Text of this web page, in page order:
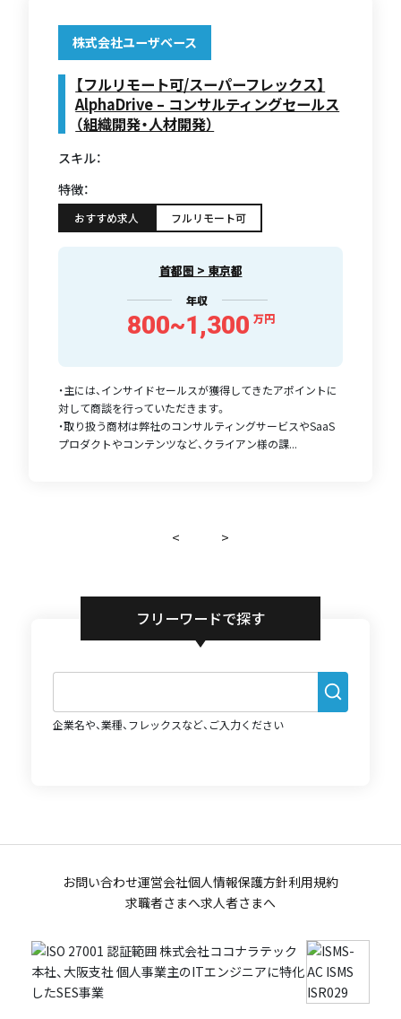
株式会社ユーザベース
【フルリモート可/スーパーフレックス】
AlphaDrive – コンサルティングセールス
（組織開発・人材開発）
スキル：
特徴：
おすすめ求人 フルリモート可
首都圏 > 東京都
年収
800~1,300 万円
・主には、インサイドセールスが獲得してきたアポイントに
対して商談を行っていただきます。
・取り扱う商材は弊社のコンサルティングサービスやSaaS
プロダクトやコンテンツなど、クライアン様の課...
< >
フリーワードで探す
企業名や、業種、フレックスなど、ご入力ください
お問い合わせ運営会社個人情報保護方針利用規約
求職者さまへ求人者さまへ